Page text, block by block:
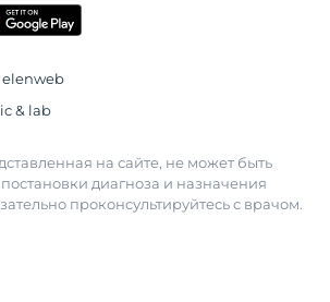
elenweb
& lab
на сайте, не может быть
диагноза и назначения
проконсультируйтесь с врачом.